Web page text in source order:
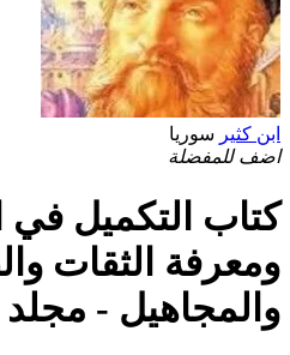
ابن كثير سوريا
اضف للمفضلة
كتاب التكميل في
ومعرفة الثقات
والمجاهيل - مجلد 1 PDF